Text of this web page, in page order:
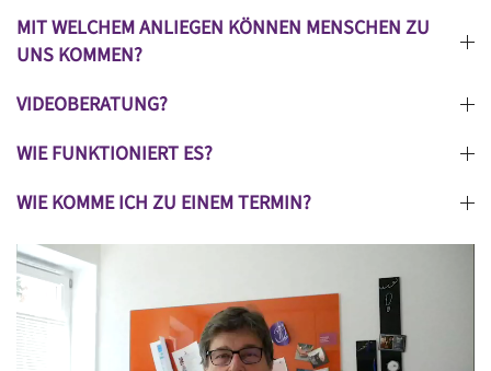
MIT WELCHEM ANLIEGEN KÖNNEN MENSCHEN ZU
UNS KOMMEN?
VIDEOBERATUNG?
WIE FUNKTIONIERT ES?
WIE KOMME ICH ZU EINEM TERMIN?